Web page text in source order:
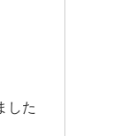
した